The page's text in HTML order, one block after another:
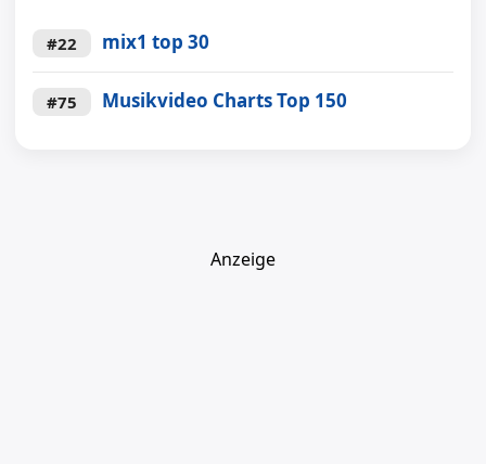
#22 mix1 top 30
#75 Musikvideo Charts Top 150
Anzeige